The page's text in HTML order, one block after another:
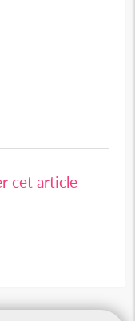
cet article